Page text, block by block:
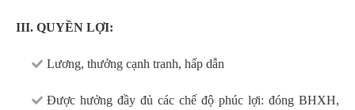
III. QUYỀN LỢI:
Lương, thưởng cạnh tranh, hấp dẫn
Được hưởng đầy đủ các chế độ phúc lợi: đóng BHXH,